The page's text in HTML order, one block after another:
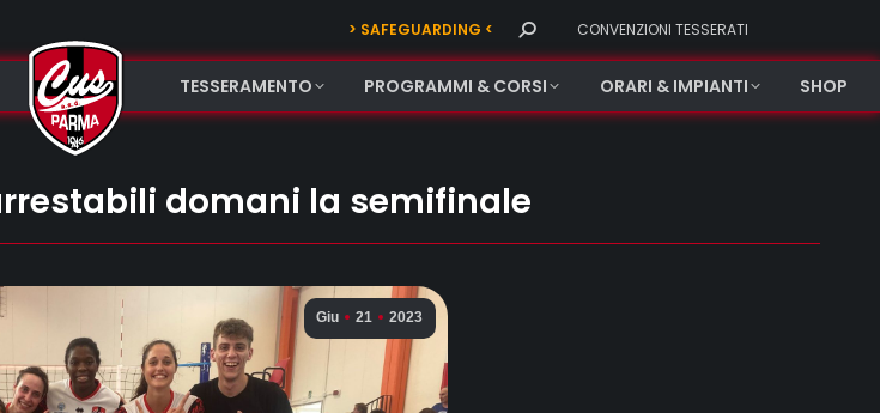
> SAFEGUARDING < Search: CONVENZIONI TESSERATI
TESSERAMENTO PROGRAMMI & CORSI ORARI & IMPIANTI SHOP
domani la semifinale
Giu 21 2023